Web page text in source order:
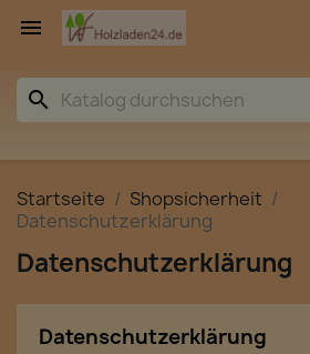

search
Startseite
Shopsicherheit
Datenschutzerklärung
Datenschutzerklärung
Datenschutzerklärung